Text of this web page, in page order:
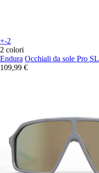
+-2
2 colori
Endura Occhiali da sole Pro SL
109,99 €